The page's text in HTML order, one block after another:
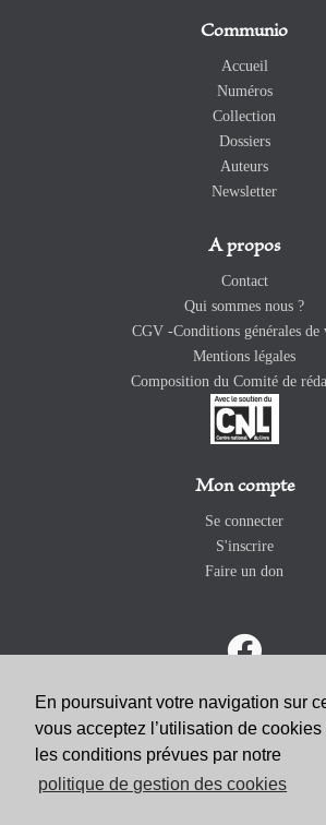
En poursuivant votre navigation sur
vous acceptez l’utilisation de cookies
les conditions prévues par notre
politique de gestion des cookies
Communio
Accueil
Numéros
Collection
Dossiers
Auteurs
Newsletter
A propos
Contact
Qui sommes nous ?
CGV -Conditions générales de
Mentions légales
Composition du Comité de
Mon compte
Se connecter
S'inscrire
Faire un don
ABONNEZ-VOUS